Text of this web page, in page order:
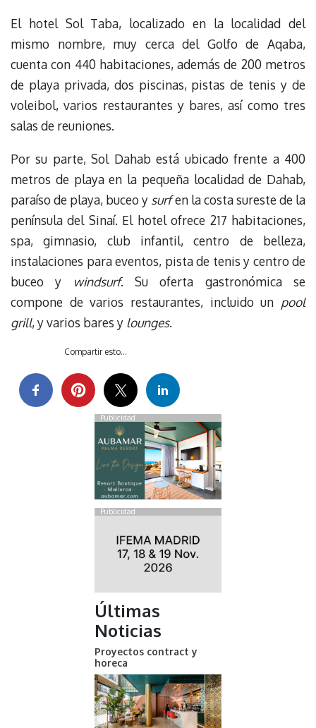
El hotel Sol Taba, localizado en la localidad del
mismo nombre, muy cerca del Golfo de Aqaba,
cuenta con 440 habitaciones, además de 200 metros
de playa privada, dos piscinas, pistas de tenis y de
voleibol, varios restaurantes y bares, así como tres
salas de reuniones.
Por su parte, Sol Dahab está ubicado frente a 400
metros de playa en la pequeña localidad de Dahab,
paraíso de playa, buceo y surfen la costa sureste de la
península del Sinaí. El hotel ofrece 217 habitaciones,
spa, gimnasio, club infantil, centro de belleza,
instalaciones para eventos, pista de tenis y centro de
buceo y windsurf. Su oferta gastronómica se
compone de varios restaurantes, incluido un pool
grill, y varios bares y lounges.
Compartir esto...
Publicidad
Publicidad
Últimas
Noticias
Proyectos contract y
horeca